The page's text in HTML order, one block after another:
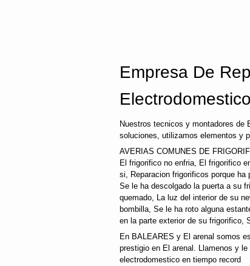
Empresa De
Nuestros tecnicos y montadores de
soluciones, utilizamos elementos y
AVERIAS COMUNES DE
El frigorifico no enfria, El frigorifico
si, Reparacion frigorificos porque
Se le ha descolgado la puerta a su
quemado, La luz del interior de su
bombilla, Se le ha roto alguna
en la parte exterior de su frigorifico,
En BALEARES y El arenal somos
prestigio en El arenal. Llamenos y
electrodomestico en tiempo record